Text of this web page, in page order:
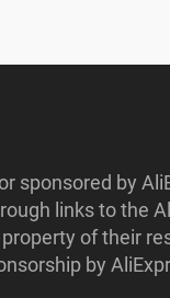
sponsored by
links to the
of their
by